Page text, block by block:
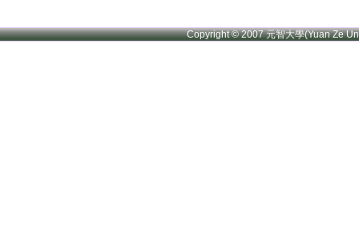
Copyright © 2007 元智大學(Yuan Ze